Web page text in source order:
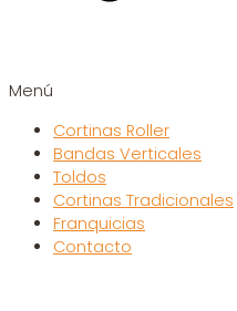
Menú
Cortinas Roller
Bandas Verticales
Toldos
Cortinas Tradicionales
Franquicias
Contacto